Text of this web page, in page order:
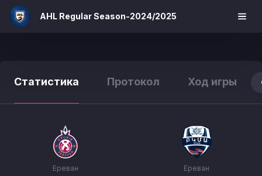
AHL Regular Season-2024/2025
Статистика Протокол Ход игры
Ереван
Ереван